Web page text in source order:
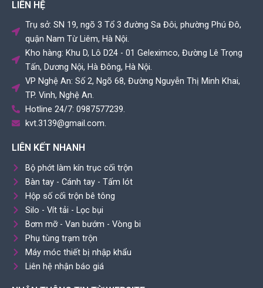
b
k
t
r
e
i
n
LIÊN HỆ
Trụ sở: SN 19, ngõ 3 Tổ 3 đường Sa Đôi, phường Phú Đô,
quận Nam Từ Liêm, Hà Nội.
Kho hàng: Khu D, Lô D24 - 01 Geleximco, Đường Lê Trọng
Tấn, Dương Nội, Hà Đông, Hà Nội.
VP Nghệ An: Số 2, Ngõ 68, Đường Nguyễn Thị Minh Khai,
TP. Vinh, Nghệ An.
Hotline 24/7: 0987577239.
kvt.3139@gmail.com.
LIÊN KẾT NHANH
Bộ phớt làm kín trục cối trộn
Bàn tay - Cánh tay - Tấm lót
Hộp số cối trộn bê tông
Silo - Vít tải - Lọc bụi
Bơm mỡ - Van bướm - Vòng bi
Phụ tùng trạm trộn
Máy móc thiết bị nhập khẩu
Liên hệ nhận báo giá